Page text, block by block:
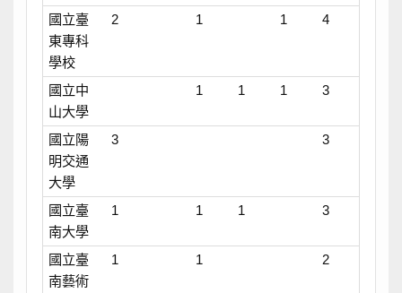
國立臺
東專科
學校
2 1 1 4
國立中
山大學
1 1 1 3
國立陽
明交通
大學
3 3
國立臺
南大學
1 1 1 3
國立臺
南藝術
1 1 2